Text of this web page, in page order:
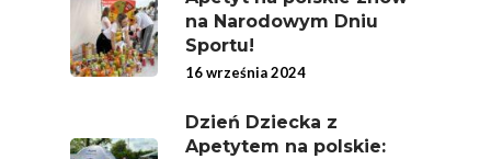
na Narodowym Dniu
Sportu!
16 września 2024
Dzień Dziecka z
Apetytem na polskie: